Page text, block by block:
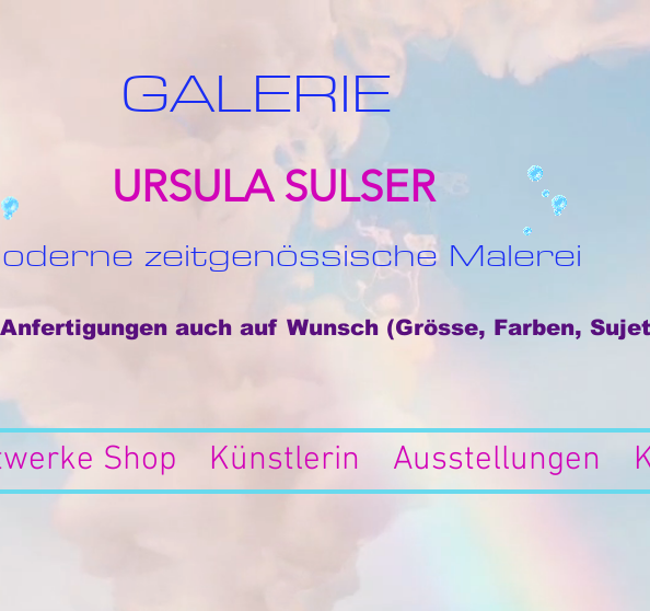
GALERIE
URSULA SULSER
zeitgenössische Malerei
auch auf Wunsch (Grösse, Farben,
Shop Künstlerin Ausstellungen